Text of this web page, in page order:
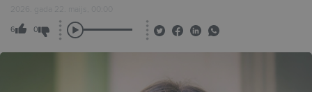
2026. gada 22. maijs, 00:00
6 0